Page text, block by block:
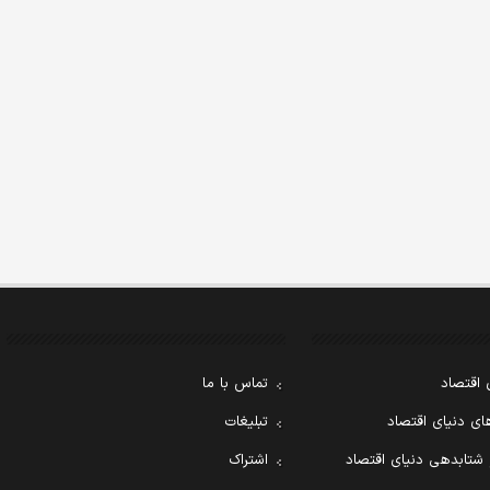
اقتصاد
دنیای اقتصاد
شتابدهی دنیای اقتصاد
تماس با ما
تبلیغات
اشتراک